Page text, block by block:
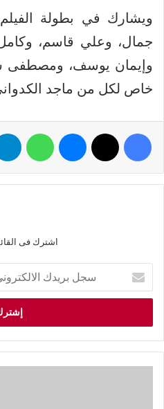
ويشارك في بطولة
جمال، وعلي قاسم، وكامل
وإيمان يوسف، ومصطفى
خاص لكل من ماجد
اشترك فى